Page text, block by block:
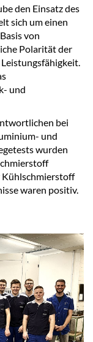
den Einsatz des
sich um einen
von
Polarität der
und
bei
und
wurden
Kühlschmierstoff
waren positiv.